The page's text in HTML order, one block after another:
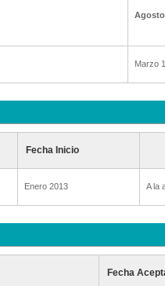
Agosto
Marzo
Fecha Inicio
Enero 2013 A la
Fecha